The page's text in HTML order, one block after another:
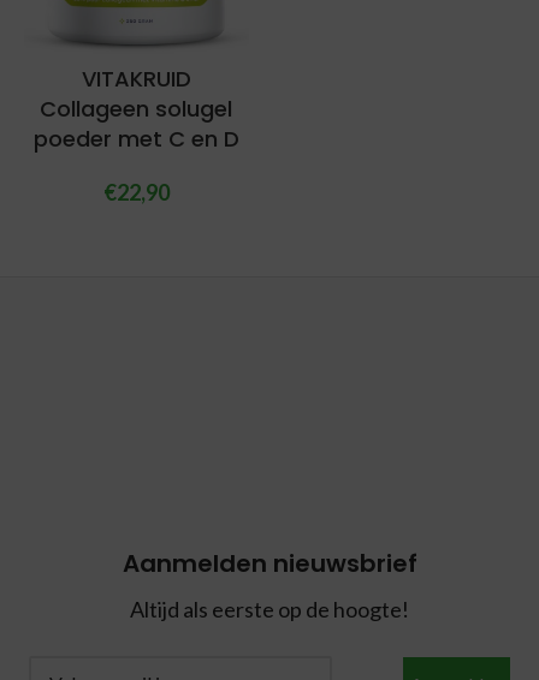
VITAKRUID
Collageen solugel
poeder met C en D
€22,90
Aanmelden nieuwsbrief
Altijd als eerste op de hoogte!